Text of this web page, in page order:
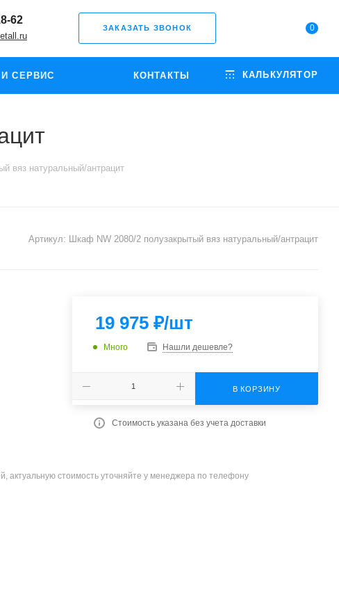
62
ЗАКАЗАТЬ ЗВОНОК 0
СЕРВИС КОНТАКТЫ КАЛЬКУЛЯТОР
вяз натуральный/антрацит
Артикул: Шкаф NW 2080/2 полузакрытый вяз натуральный/антрацит
19 975₽/шт
Много Нашли дешевле?
В КОРЗИНУ
Стоимость указана без учета доставки
актуальную стоимость уточняйте у менеджера по телефону